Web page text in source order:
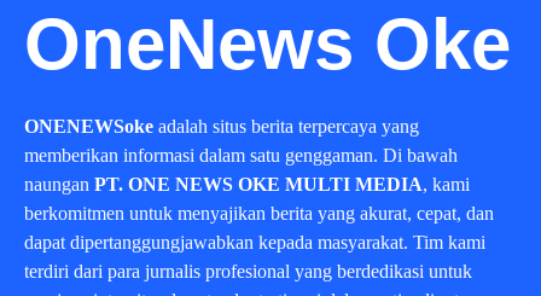
OneNews Oke
ONENEWSoke adalah situs berita terpercaya yang
memberikan informasi dalam satu genggaman. Di bawah
naungan PT. ONE NEWS OKE MULTI MEDIA, kami
berkomitmen untuk menyajikan berita yang akurat, cepat, dan
dapat dipertanggungjawabkan kepada masyarakat. Tim kami
terdiri dari para jurnalis profesional yang berdedikasi untuk